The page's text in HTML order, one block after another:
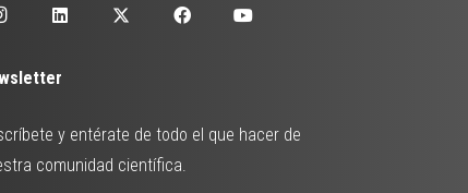
y entérate de todo el que hacer de
comunidad científica.